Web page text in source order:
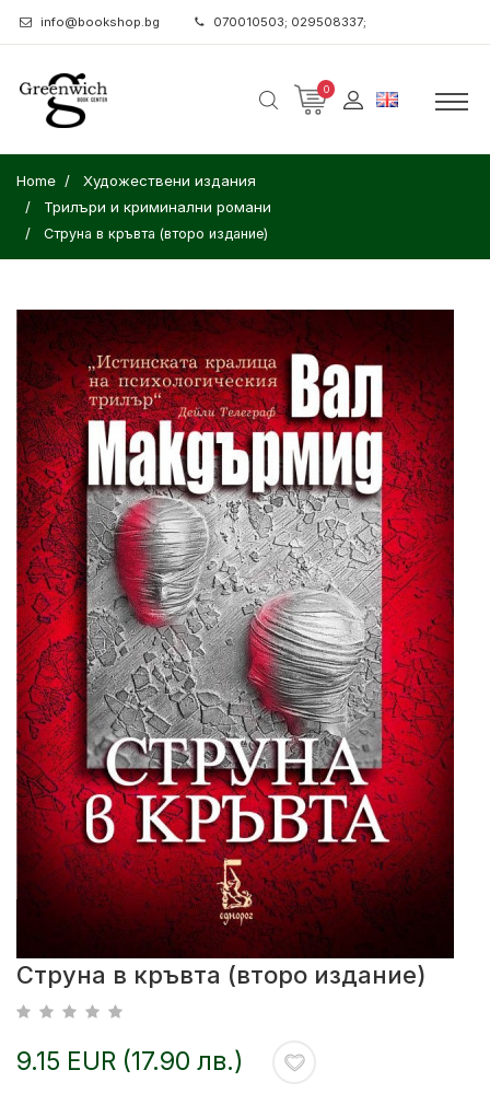
info@bookshop.bg 070010503; 029508337;
0
Home
Художествени издания
Трилъри и криминални романи
Струна в кръвта (второ издание)
Струна в кръвта (второ издание)
9.15 EUR (17.90 лв.)